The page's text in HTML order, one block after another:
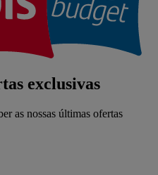
exclusivas
as nossas últimas ofertas